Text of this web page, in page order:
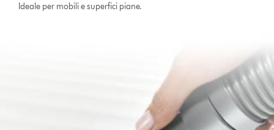
Ideale per mobili e superfici piane.